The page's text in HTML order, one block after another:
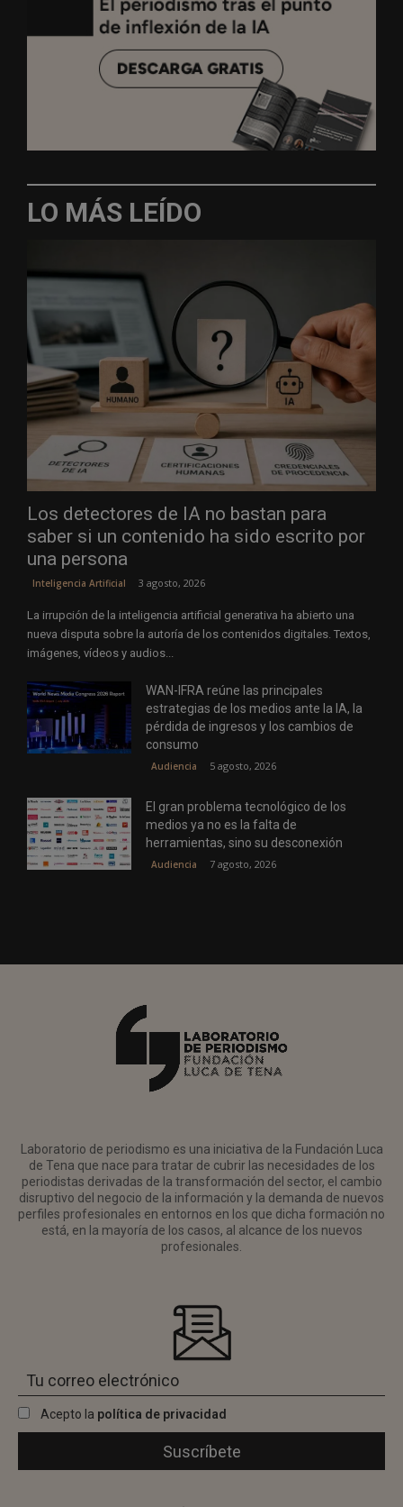
LO MÁS LEÍDO
Los detectores de IA no bastan para
saber si un contenido ha sido escrito por
una persona
Inteligencia Artificial 3 agosto, 2026
La irrupción de la inteligencia artificial generativa ha abierto una
nueva disputa sobre la autoría de los contenidos digitales. Textos,
imágenes, vídeos y audios...
WAN-IFRA reúne las principales
estrategias de los medios ante la IA, la
pérdida de ingresos y los cambios de
consumo
Audiencia 5 agosto, 2026
El gran problema tecnológico de los
medios ya no es la falta de
herramientas, sino su desconexión
Audiencia 7 agosto, 2026
Laboratorio de periodismo es una iniciativa de la Fundación Luca
de Tena que nace para tratar de cubrir las necesidades de los
periodistas derivadas de la transformación del sector, el cambio
disruptivo del negocio de la información y la demanda de nuevos
perfiles profesionales en entornos en los que dicha formación no
está, en la mayoría de los casos, al alcance de los nuevos
profesionales.
Acepto la política de privacidad